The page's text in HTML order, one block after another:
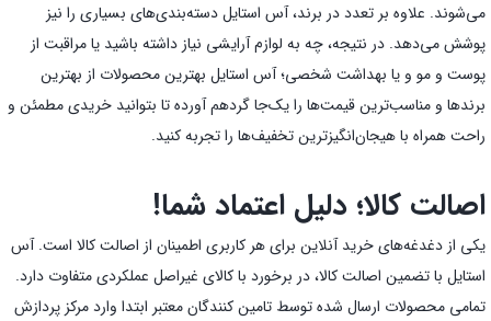
می‌شوند. علاوه بر تعدد در برند، آس استایل دسته‌بندی‌های بسیاری را نیز
پوشش می‌دهد. در نتیجه، چه به لوازم آرایشی نیاز داشته باشید یا مراقبت از
پوست و مو و یا بهداشت شخصی؛ آس استایل بهترین محصولات از بهترین
برندها و مناسب‌ترین قیمت‌ها را یک‌جا گردهم آورده تا بتوانید خریدی مطمئن و
راحت همراه با هیجان‌انگیز‌ترین تخفیف‌ها را تجربه کنید.
اصالت کالا؛ دلیل اعتماد شما!
یکی از دغدغه‌های خرید آنلاین برای هر کاربری اطمینان از اصالت کالا است. آس
استایل با تضمین اصالت کالا، در برخورد با کالای غیراصل عملکردی متفاوت دارد.
تمامی محصولات ارسال شده توسط تامین کنندگان معتبر ابتدا وارد مرکز پردازش